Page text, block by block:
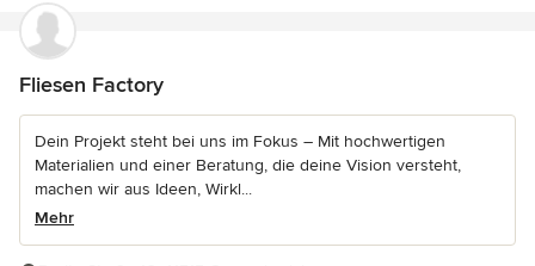
Fliesen Factory
Dein Projekt steht bei uns im Fokus – Mit hochwertigen
Materialien und einer Beratung, die deine Vision versteht,
machen wir aus Ideen, Wirkl...
Mehr